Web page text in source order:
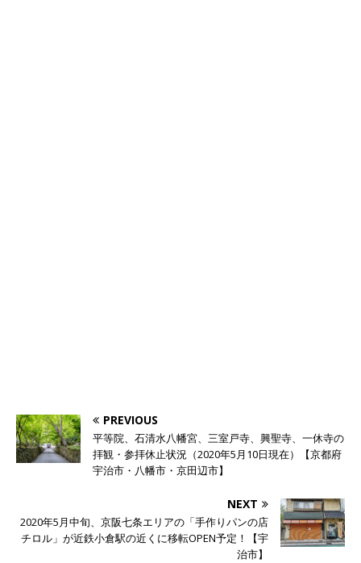
PREVIOUS
平等院、石清水八幡宮、三室戸寺、興聖寺、一休寺の
拝観・参拝休止状況（2020年5月10日現在）【京都府
宇治市・八幡市・京田辺市】
NEXT
2020年5月中旬、京阪七条エリアの「手作りパンの店
チロル」が近鉄小倉駅の近くに移転OPEN予定！【宇
治市】